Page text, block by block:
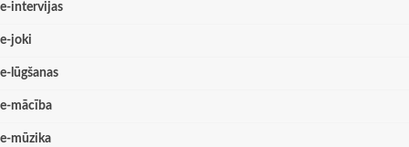
e-intervijas
e-joki
e-lūgšanas
e-mācība
e-mūzika